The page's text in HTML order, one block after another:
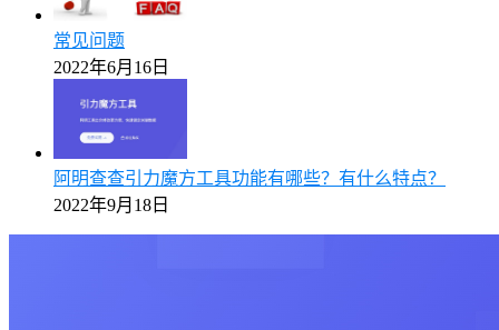
常见问题
2022年6月16日
阿明查查引力魔方工具功能有哪些？有什么特点？
2022年9月18日